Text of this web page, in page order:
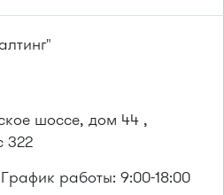
шоссе, дом 44 ,
322
работы: 9:00-18:00